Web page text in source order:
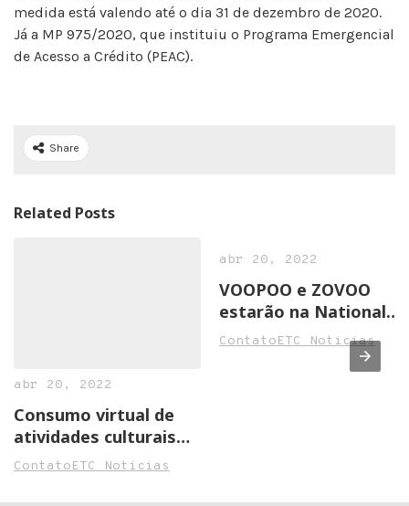
medida está valendo até o dia 31 de dezembro de 2020.
Já a MP 975/2020, que instituiu o Programa Emergencial
de Acesso a Crédito (PEAC).
Share
Related Posts
abr 20, 2022
Consumo virtual de
atividades culturais
cresce na pandemia
ContatoETC Noticias
abr 20, 2022
VOOPOO e ZOVOO
estarão na National
Convenience Show
2022 em Birmingham
ContatoETC Noticias